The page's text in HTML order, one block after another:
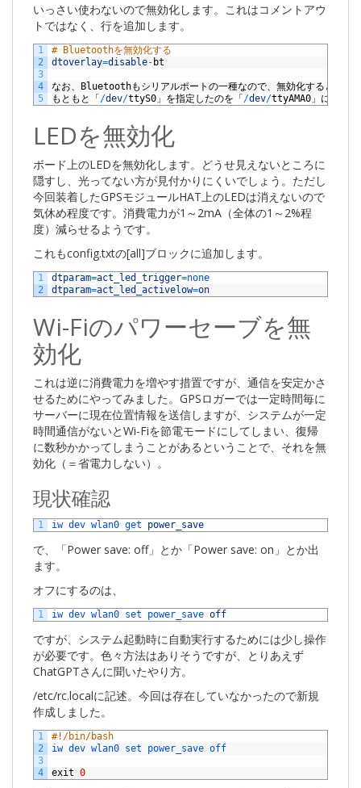
いっさい使わないので無効化します。これはコメントアウ
トではなく、行を追加します。
1
2
3
4
5
# Bluetoothを無効化する
dtoverlay=disable- bt
なお、 Bluetoothもシリアルポートの一種なので、無効化するとデ
もともと「/dev/ttyS0 」を指定したのを「/dev/ttyAMA0 」に変更
LEDを無効化
ボード上のLEDを無効化します。どうせ見えないところに
隠すし、光ってない方が見付かりにくいでしょう。ただし
今回装着したGPSモジュールHAT上のLEDは消えないので
気休め程度です。消費電力が1～2mA（全体の1～2%程
度）減らせるようです。
これもconfig.txtの[all]ブロックに追加します。
1
2
dtparam=act_led_trigger=none
dtparam=act_led_activelow=on
Wi-Fiのパワーセーブを無
効化
これは逆に消費電力を増やす措置ですが、通信を安定かさ
せるためにやってみました。GPSロガーでは一定時間毎に
サーバーに現在位置情報を送信しますが、システムが一定
時間通信がないとWi-Fiを節電モードにしてしまい、復帰
に数秒かかってしまうことがあるということで、それを無
効化（＝省電力しない）。
現状確認
1 iw dev wlan0 get power_save
で、「Power save: off」とか「Power save: on」とか出
ます。
オフにするのは、
1 iw dev wlan0 set power_save off
ですが、システム起動時に自動実行するためには少し操作
が必要です。色々方法はありそうですが、とりあえず
ChatGPTさんに聞いたやり方。
/etc/rc.localに記述。今回は存在していなかったので新規
作成しました。
1
2
3
4
#!/bin/bash
iw dev wlan0 set power_save off
exit 0